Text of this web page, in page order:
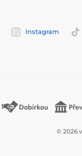
Instagram
© 2026